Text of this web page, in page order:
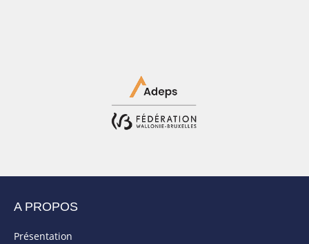
A PROPOS
Présentation